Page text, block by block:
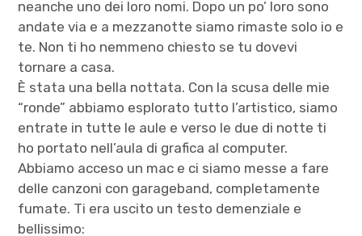
neanche uno dei loro nomi. Dopo un po’ loro sono
andate via e a mezzanotte siamo rimaste solo io e
te. Non ti ho nemmeno chiesto se tu dovevi
tornare a casa.
È stata una bella nottata. Con la scusa delle mie
“ronde” abbiamo esplorato tutto l’artistico, siamo
entrate in tutte le aule e verso le due di notte ti
ho portato nell’aula di grafica al computer.
Abbiamo acceso un mac e ci siamo messe a fare
delle canzoni con garageband, completamente
fumate. Ti era uscito un testo demenziale e
bellissimo: